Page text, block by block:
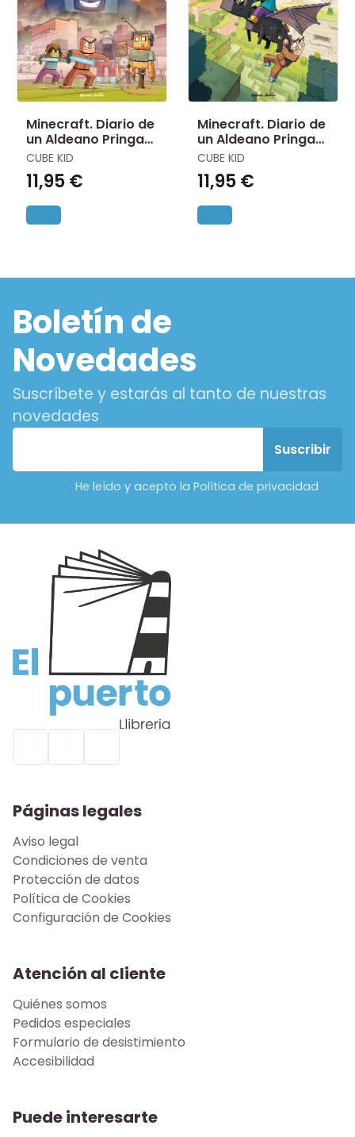
Minecraft. Diario de
un Aldeano Pringao.
Cómic 8
CUBE KID
11,95 €
Minecraft. Diario de
un Aldeano Pringao.
Comic 7
CUBE KID
11,95 €
Boletín de
Novedades
Suscríbete y estarás al tanto de nuestras
novedades
He leído y acepto la Política de privacidad
Páginas legales
Aviso legal
Condiciones de venta
Protección de datos
Política de Cookies
Configuración de Cookies
Atención al cliente
Quiénes somos
Pedidos especiales
Formulario de desistimiento
Accesibilidad
Puede interesarte